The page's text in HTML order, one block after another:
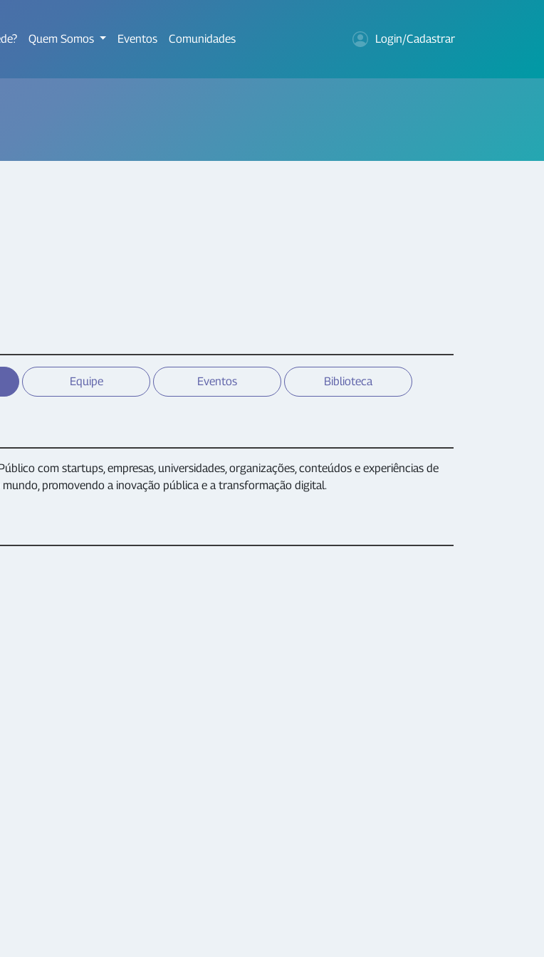
Quem Somos Eventos Comunidades Login/Cadastrar
Equipe Eventos Biblioteca
com startups, empresas, universidades, organizações, conteúdos e experiências de
mundo, promovendo a inovação pública e a transformação digital.